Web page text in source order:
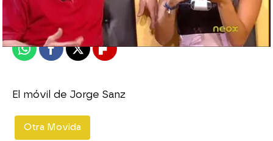
Publicado: 31 de agosto de 2011, 17:41
WhatsappFacebook
X Flipboard
El móvil de Jorge Sanz
Otra Movida